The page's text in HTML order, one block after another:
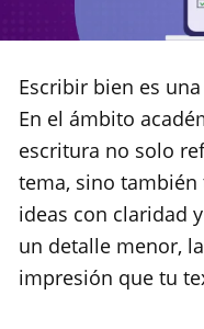
Escribir bien es
En el ámbito
escritura no solo
tema, sino
ideas con claridad
un detalle menor,
impresión que tu